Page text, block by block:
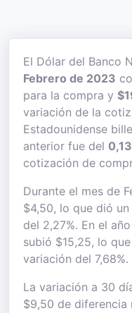
El Dólar del Banco
Febrero de 2023
para la compra y
variación de la
Estadounidense
anterior fue del
cotización de
Durante el mes de
$4,50, lo que dió
del 2,27%. En el
subió $15,25, lo
variación del 7,68%.
La variación a 30
$9,50 de diferencia